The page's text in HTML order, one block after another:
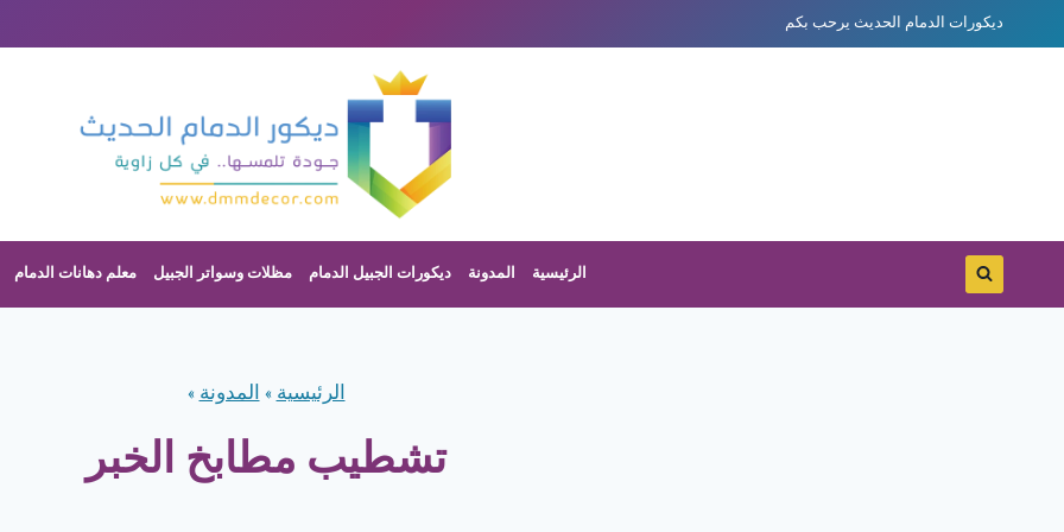
إلى
ديكورات الدمام الحديث يرحب بكم
الرئيسية المدونة ديكورات الجبيل الدمام مظلات وسواتر الجبيل معلم دهانات الدمام
الرئيسية»المدونة»
تشطيب مطابخ الخبر